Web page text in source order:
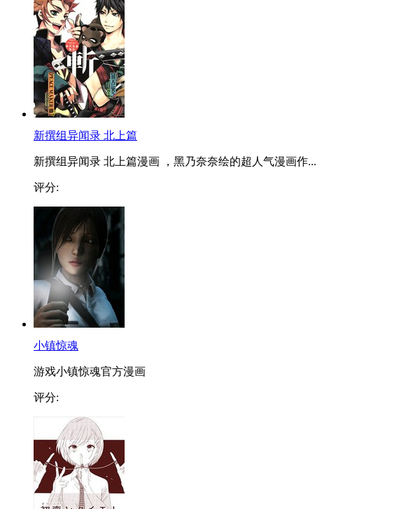
新撰组异闻录 北上篇
新撰组异闻录 北上篇漫画 ，黑乃奈奈绘的超人气漫画作...
评分:
小镇惊魂
游戏小镇惊魂官方漫画
评分: